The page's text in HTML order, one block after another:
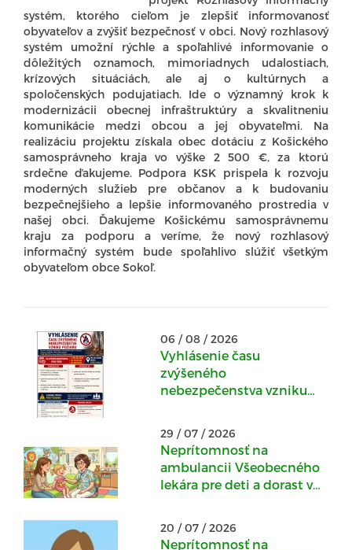
systém, ktorého cieľom je zlepšiť informovanosť
obyvateľov a zvýšiť bezpečnosť v obci. Nový rozhlasový
systém umožní rýchle a spoľahlivé informovanie o
dôležitých oznamoch, mimoriadnych udalostiach,
krízových situáciách, ale aj o kultúrnych a
spoločenských podujatiach. Ide o významný krok k
modernizácii obecnej infraštruktúry a skvalitneniu
komunikácie medzi obcou a jej obyvateľmi. Na
realizáciu projektu získala obec dotáciu z Košického
samosprávneho kraja vo výške 2 500 €, za ktorú
srdečne ďakujeme. Podpora KSK prispela k rozvoju
moderných služieb pre občanov a k budovaniu
bezpečnejšieho a lepšie informovaného prostredia v
našej obci. Ďakujeme Košickému samosprávnemu
kraju za podporu a veríme, že nový rozhlasový
informačný systém bude spoľahlivo slúžiť všetkým
obyvateľom obce Sokoľ.
06 / 08 / 2026
Vyhlásenie času
zvýšeného
nebezpečenstva vzniku
29 / 07 / 2026
Neprítomnosť na
ambulancii Všeobecného
lekára pre deti a dorast v
04.08.2026
20 / 07 / 2026
Neprítomnosť na